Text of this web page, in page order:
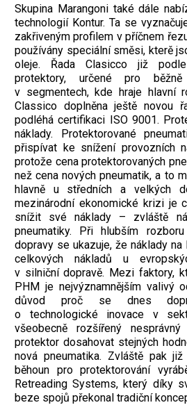
Skupina Marangoni také dále
technologií Kontur. Ta se
zakřiveným profilem v příčnem
používány speciální směsi, kterě
oleje. Řada Clasicco již
protektory, určené pro
v segmentech, kde hraje hlavní
Classico doplněna ještě novou
podléhá certifikaci ISO 9001.
náklady. Protektorované
přispívat ke snížení provozních
protože cena protektorovaných
než cena nových pneumatik, a to
hlavně u středních a velkých
mezinárodní ekonomické krizi je
snížit své náklady – zvláště
pneumatiky. Při hlubším
dopravy se ukazuje, že náklady
celkových nákladů u
v silniční dopravě. Mezi faktory,
PHM je nejvýznamnějším valivý
důvod proč se dnes
o technologické inovace v
všeobecně rozšířený
protektor dosahovat stejných
nová pneumatika. Zvláště pak již
běhoun pro protektorování
Retreading Systems, který díky
beze spojů překonal tradiční